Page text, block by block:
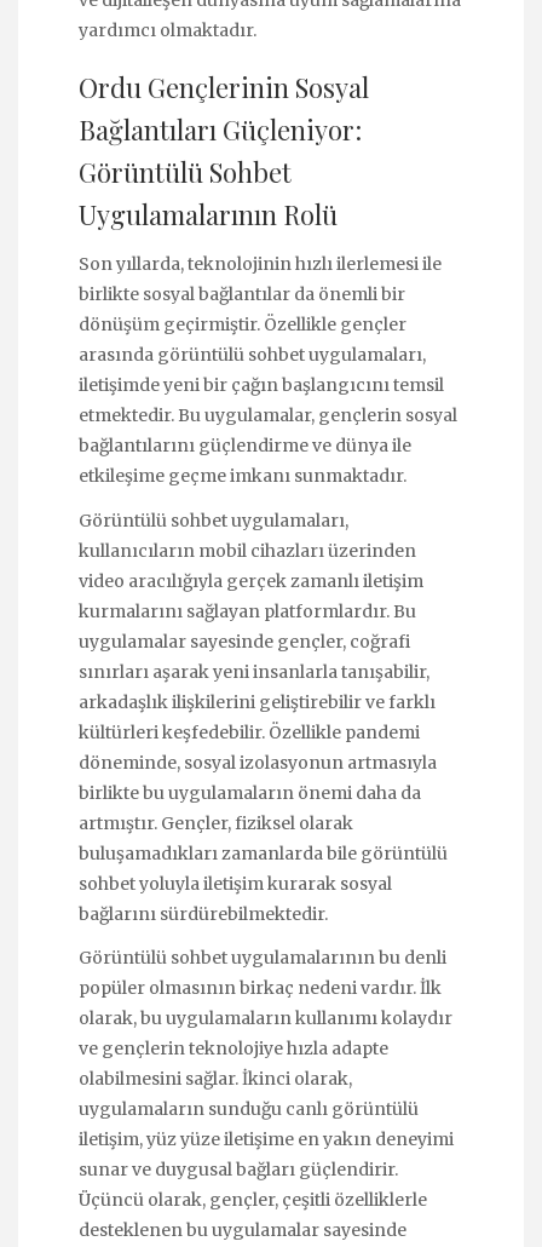
yardımcı olmaktadır.
Ordu Gençlerinin Sosyal
Bağlantıları Güçleniyor:
Görüntülü Sohbet
Uygulamalarının Rolü
Son yıllarda, teknolojinin hızlı ilerlemesi ile
birlikte sosyal bağlantılar da önemli bir
dönüşüm geçirmiştir. Özellikle gençler
arasında görüntülü sohbet uygulamaları,
iletişimde yeni bir çağın başlangıcını temsil
etmektedir. Bu uygulamalar, gençlerin sosyal
bağlantılarını güçlendirme ve dünya ile
etkileşime geçme imkanı sunmaktadır.
Görüntülü sohbet uygulamaları,
kullanıcıların mobil cihazları üzerinden
video aracılığıyla gerçek zamanlı iletişim
kurmalarını sağlayan platformlardır. Bu
uygulamalar sayesinde gençler, coğrafi
sınırları aşarak yeni insanlarla tanışabilir,
arkadaşlık ilişkilerini geliştirebilir ve farklı
kültürleri keşfedebilir. Özellikle pandemi
döneminde, sosyal izolasyonun artmasıyla
birlikte bu uygulamaların önemi daha da
artmıştır. Gençler, fiziksel olarak
buluşamadıkları zamanlarda bile görüntülü
sohbet yoluyla iletişim kurarak sosyal
bağlarını sürdürebilmektedir.
Görüntülü sohbet uygulamalarının bu denli
popüler olmasının birkaç nedeni vardır. İlk
olarak, bu uygulamaların kullanımı kolaydır
ve gençlerin teknolojiye hızla adapte
olabilmesini sağlar. İkinci olarak,
uygulamaların sunduğu canlı görüntülü
iletişim, yüz yüze iletişime en yakın deneyimi
sunar ve duygusal bağları güçlendirir.
Üçüncü olarak, gençler, çeşitli özelliklerle
desteklenen bu uygulamalar sayesinde